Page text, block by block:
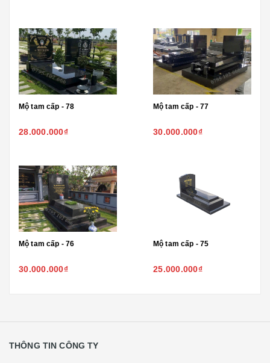
Mộ tam cấp - 78
28.000.000₫
Mộ tam cấp - 77
30.000.000₫
Mộ tam cấp - 76
30.000.000₫
Mộ tam cấp - 75
25.000.000₫
THÔNG TIN CÔNG TY